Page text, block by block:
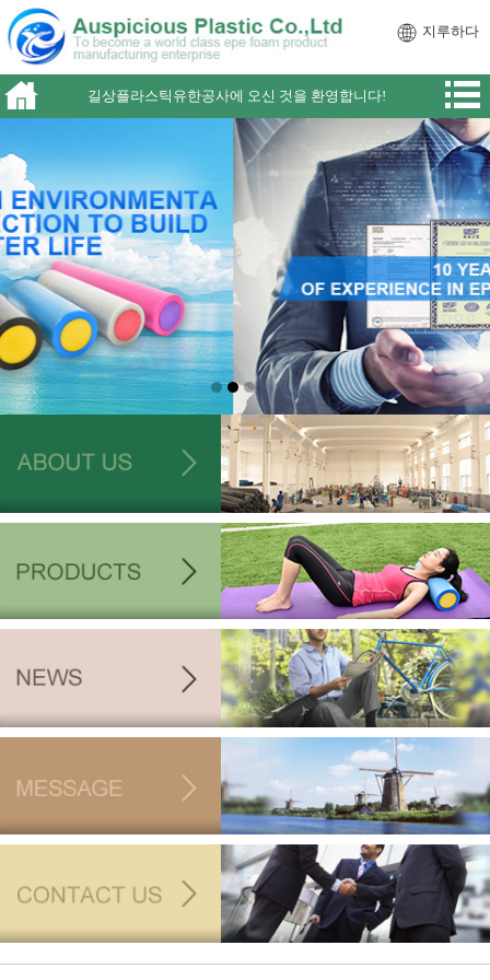
지루하다
길상플라스틱유한공사에 오신 것을 환영합니다!